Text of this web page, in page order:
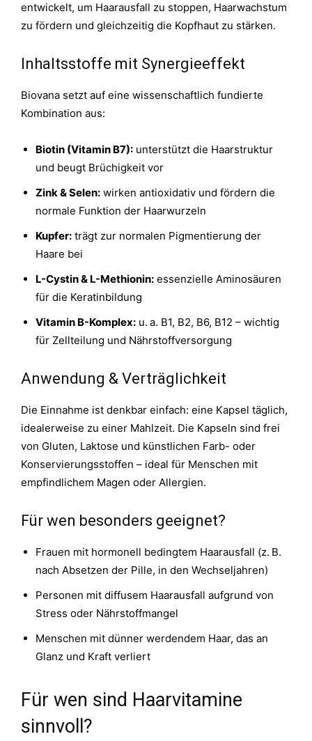
entwickelt, um Haarausfall zu stoppen, Haarwachstum
zu fördern und gleichzeitig die Kopfhaut zu stärken.
Inhaltsstoffe mit Synergieeffekt
Biovana setzt auf eine wissenschaftlich fundierte
Kombination aus:
Biotin (Vitamin B7): unterstützt die Haarstruktur
und beugt Brüchigkeit vor
Zink & Selen: wirken antioxidativ und fördern die
normale Funktion der Haarwurzeln
Kupfer: trägt zur normalen Pigmentierung der
Haare bei
L-Cystin & L-Methionin: essenzielle Aminosäuren
für die Keratinbildung
Vitamin B-Komplex: u. a. B1, B2, B6, B12 – wichtig
für Zellteilung und Nährstoffversorgung
Anwendung & Verträglichkeit
Die Einnahme ist denkbar einfach: eine Kapsel täglich,
idealerweise zu einer Mahlzeit. Die Kapseln sind frei
von Gluten, Laktose und künstlichen Farb- oder
Konservierungsstoffen – ideal für Menschen mit
empfindlichem Magen oder Allergien.
Für wen besonders geeignet?
Frauen mit hormonell bedingtem Haarausfall (z. B.
nach Absetzen der Pille, in den Wechseljahren)
Personen mit diffusem Haarausfall aufgrund von
Stress oder Nährstoffmangel
Menschen mit dünner werdendem Haar, das an
Glanz und Kraft verliert
Für wen sind Haarvitamine
sinnvoll?